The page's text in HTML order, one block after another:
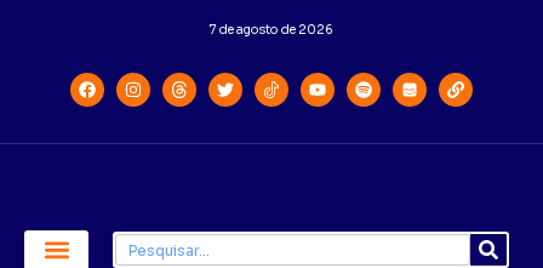
7 de agosto de 2026